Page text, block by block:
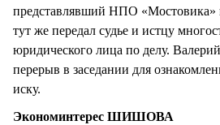
представлявший НПО «Мостовика»
тут же передал судье и истцу
юридического лица по делу.
перерыв в заседании для
иску.
Экономинтерес ШИШОВА